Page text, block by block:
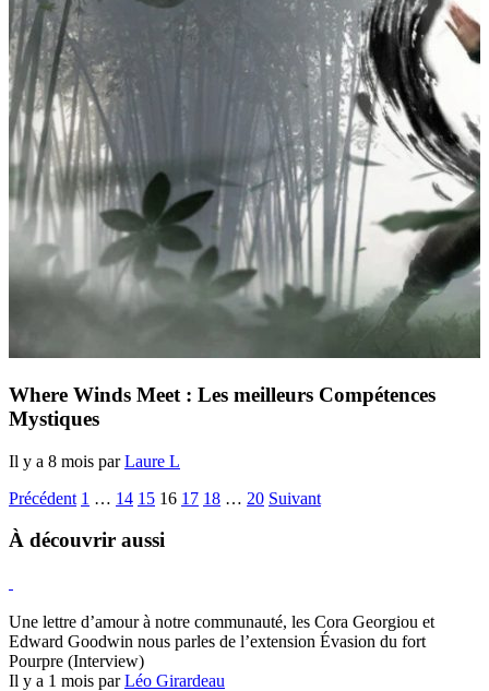
Where Winds Meet : Les meilleurs Compétences
Mystiques
Il y a 8 mois parLaure L
Précédent 1 … 14 15 16 17 18 … 20 Suivant
À découvrir aussi
Une lettre d’amour à notre communauté, les Cora Georgiou et
Edward Goodwin nous parles de l’extension Évasion du fort
Pourpre (Interview)
Il y a 1 mois parLéo Girardeau